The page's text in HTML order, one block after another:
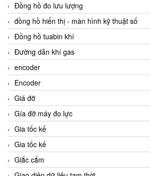
Đồng hồ đo lưu lượng
đồng hồ hiển thị - màn hình kỹ thuật số
Đồng hồ tuabin khí
Đường dẫn khí gas
encoder
Encoder
Giá đỡ
Gía đỡ máy đo lực
Gia tốc kế
Gia tốc kế
Giắc cắm